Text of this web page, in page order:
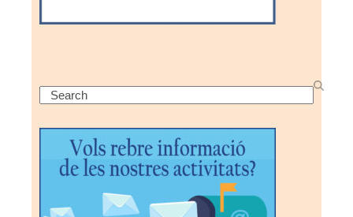
Search